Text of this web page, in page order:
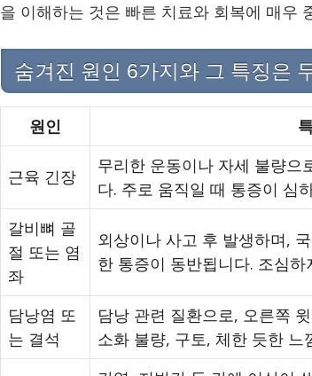
을 이해하는 것은 빠른 치료와 회복에 매우
숨겨진 원인 6가지와 그 특징은
원인
근육 긴장
무리한 운동이나 자세 불량으
다. 주로 움직일 때 통증이 심
갈비뼈 골
절 또는 염
좌
외상이나 사고 후 발생하며,
한 통증이 동반됩니다. 조심
담낭염 또
는 결석
담낭 관련 질환으로, 오른쪽
소화 불량, 구토, 체한 듯한